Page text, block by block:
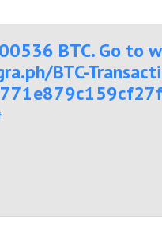
ВТС. Gо tо
BTC-